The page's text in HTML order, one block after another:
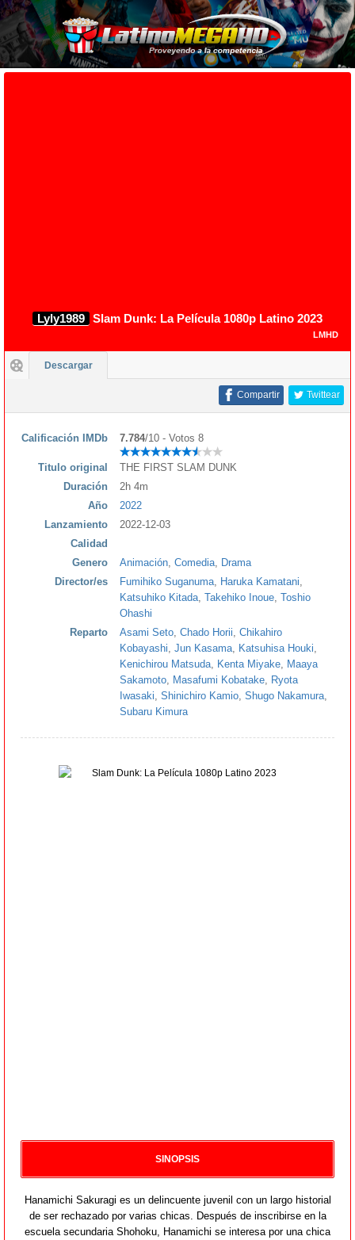
Lyly1989 Slam Dunk: La Película 1080p Latino 2023
LMHD
Descargar
Twittear
Compartir
Calificación IMDb 7.784/10 - Votos 8
Titulo original
THE FIRST SLAM DUNK
Duración
2h 4m
Año
2022
Lanzamiento
2022-12-03
Calidad
Genero
Animación Comedia
Drama
Director/es
Fumihiko Suganuma Haruka Kamatani
Katsuhiko Kitada Takehiko Inoue Toshio
Ohashi
Reparto
Asami Seto Chado Horii Chikahiro
Kobayashi Jun Kasama Katsuhisa Houki
Kenichirou Matsuda
Kenta Miyake
Maaya
Sakamoto
Masafumi Kobatake
Ryota
Iwasaki Shinichiro Kamio Shugo Nakamura
Subaru Kimura
SINOPSIS
Hanamichi Sakuragi es un delincuente juvenil con un largo historial
de ser rechazado por varias chicas. Después de inscribirse en la
escuela secundaria Shohoku, Hanamichi se interesa por una chica